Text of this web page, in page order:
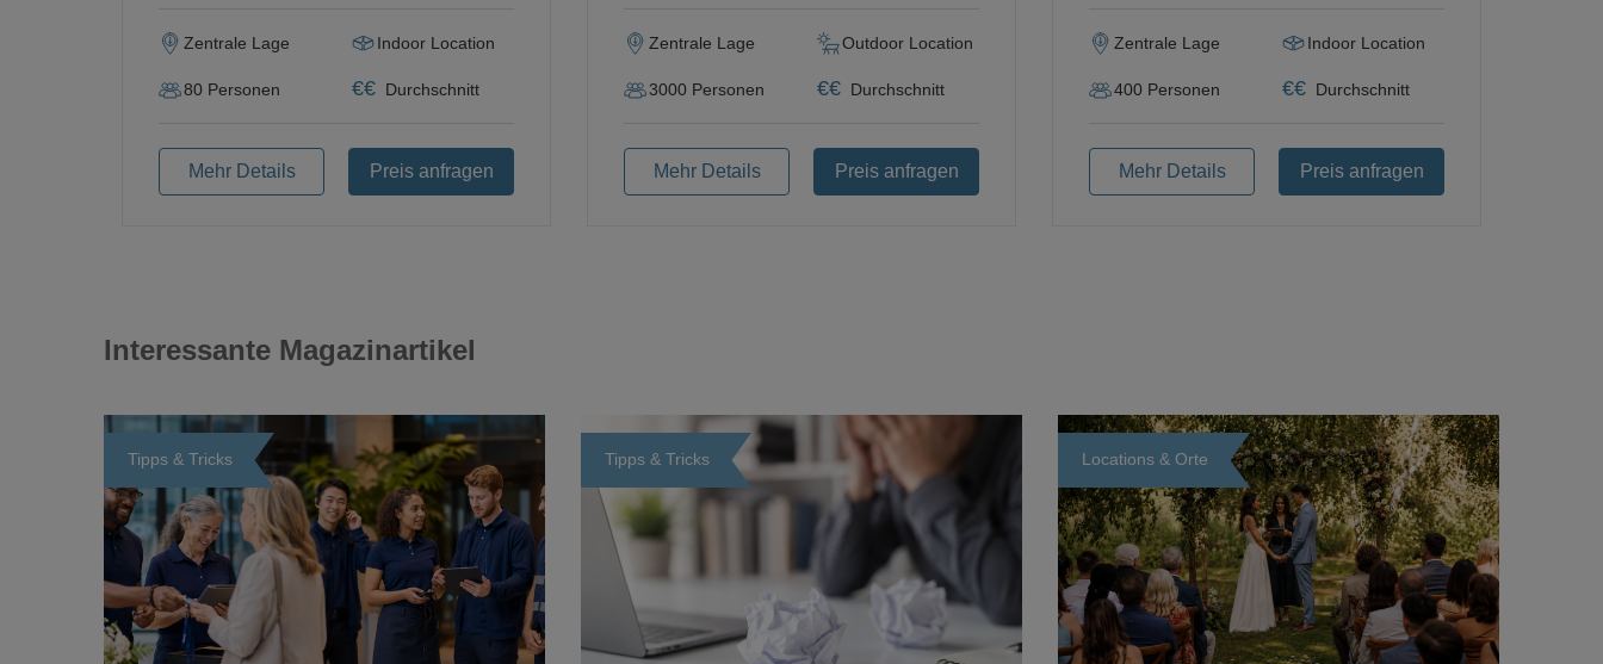
Zentrale Lage Indoor Location
80 Personen €€ Durchschnitt
Mehr Details Preis anfragen
Zentrale Lage Outdoor Location
3000 Personen €€ Durchschnitt
Mehr Details Preis anfragen
Zentrale Lage Indoor Location
400 Personen €€ Durchschnitt
Mehr Details Preis anfragen
Interessante Magazinartikel
Tipps & Tricks
Loading...
Tipps & Tricks
Loading...
Locations & Orte
Loading...